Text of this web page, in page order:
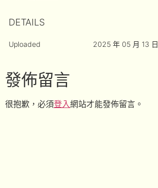
DETAILS
Uploaded 2025 年 05 月 13 日
發佈留言
很抱歉，必須登入網站才能發佈留言。